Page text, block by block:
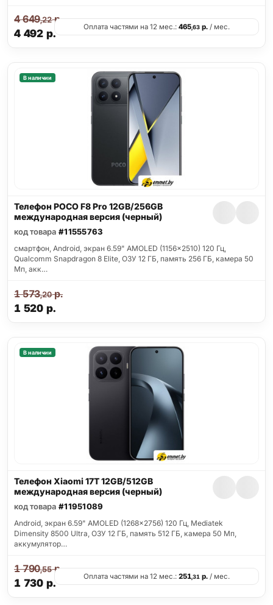
4 492 р.
4 649,22р.
Оплата частями на 12 мес.: 465,63 р. / мес.
В наличии
Телефон POCO F8 Pro 12GB/256GB
международная версия (черный)
код товара #11555763
смартфон, Android, экран 6.59" AMOLED (1156x2510) 120 Гц,
Qualcomm Snapdragon 8 Elite, ОЗУ 12 ГБ, память 256 ГБ, камера 50
Мп, акк…
1 520 р.
1 573,20р.
В наличии
Телефон Xiaomi 17T 12GB/512GB
международная версия (черный)
код товара #11951089
Android, экран 6.59" AMOLED (1268x2756) 120 Гц, Mediatek
Dimensity 8500 Ultra, ОЗУ 12 ГБ, память 512 ГБ, камера 50 Мп,
аккумулятор…
1 730 р.
1 790,55р.
Оплата частями на 12 мес.: 251,31 р. / мес.